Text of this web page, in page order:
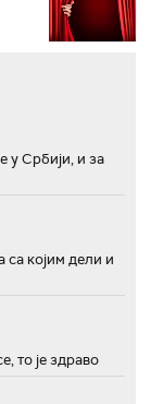
у Србији, и за
са којим дели и
то је здраво